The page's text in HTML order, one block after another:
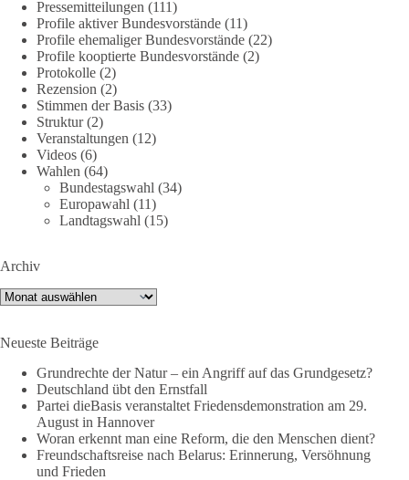
DieBasis
2 Tage(n) zuvor
🕊 Wir wollen den Krieg mit Russland nicht!
Am 20. Juni 2026 fand in Berlin am Brandenburger Tor die
Demonstration mit dem Motto „Russland ist nicht unser
Feind“ statt.
Hier ein Auszug aus der Rede von der
Bundestagsabgeordneten Sevim Dağdelen (BSW).
„Wir müssen Nein sagen zu diesem stinkenden
👉 Hier geht es zum vollständigen Video:
https://www.youtube.com/live/a9hOswSNg4I?
🟩🟩🟦🟦🟥🟥🟧🟧
❤️ Wir freuen uns über deine Unterstützung:
https://diebasis.de/spenden/
#dieBasis #frieden #russandistnichtunserFeind #friedenspartei
Pressemitteilungen (111)
Profile aktiver Bundesvorstände (11)
Profile ehemaliger Bundesvorstände (22)
Profile kooptierte Bundesvorstände (2)
Protokolle (2)
Rezension (2)
Stimmen der Basis (33)
Struktur(2)
Veranstaltungen (12)
Videos (6)
Wahlen (64)
Bundestagswahl (34)
Europawahl (11)
Landtagswahl (15)
Archiv
Archiv
Neueste Beiträge
Grundrechte der Natur – ein Angriff auf das Grundgesetz?
Deutschland übt den Ernstfall
Partei dieBasis veranstaltet Friedensdemonstration am 29.
August in Hannover
Woran erkennt man eine Reform, die den Menschen dient?
Freundschaftsreise nach Belarus: Erinnerung, Versöhnung
und Frieden